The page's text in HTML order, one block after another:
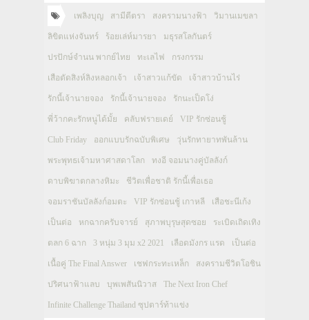
เพลิงบุญ สามีตีตรา สงครามนางฟ้า วิมานเมขลา
ลิขิตแห่งจันทร์ ร้อยเล่ห์มารยา มธุรสโลกันตร์
ปรปักษ์จำนน พากย์ไทย ทะเลไฟ กรงกรรม
เสือตัดสิงห์ลิงหลอกเจ้า เจ้าสาวแก้ขัด เจ้าสาวบ้านไร่
รักนี้เจ้านายจอง รักนี้เจ้านายจอง รักนะเป็ดโง่
พี่ว้ากคะรักหนูได้มั้ย คลับฟรายเดย์ VIP รักซ่อนชู้
Club Friday ออกแบบรักฉบับพิเศษ วุ่นรักทายาทพันล้าน
พระพุทธเจ้ามหาศาสดาโลก ทงอี จอมนางคู่บัลลังก์
ดาบพิฆาตกลางหิมะ ชีวิตเพื่อชาติ รักนี้เพื่อเธอ
จอมราชันบัลลังก์อมตะ VIP รักซ่อนชู้ เกาหลี เสือชะนีเก้ง
เป็นต่อ หกฉากครับจารย์ สุภาพบุรุษสุดซอย ระเบิดเถิดเทิง
ตลก 6 ฉาก 3 หนุ่ม 3 มุม x2 2021 เลือดมังกร แรด เป็นต่อ
เนื้อคู่ The Final Answer เชฟกระทะเหล็ก สงครามชีวิตโอชิน
ปริศนาฟ้าแลบ บุพเพสันนิวาส The Next Iron Chef
Infinite Challenge Thailand ซุปตาร์ท้าแข่ง